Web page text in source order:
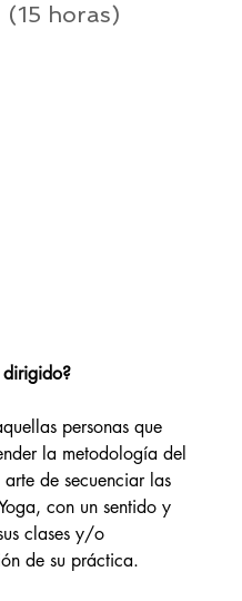
(15 horas)
personas que
la metodología del
de secuenciar las
con un sentido y
clases y/o
de su práctica.